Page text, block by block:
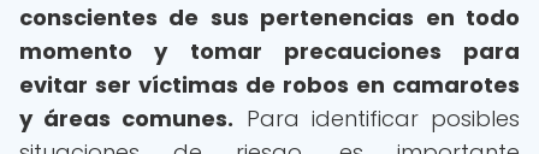
conscientes de sus pertenencias en todo
momento y tomar precauciones para
evitar ser víctimas de robos en camarotes
y áreas comunes. Para identificar posibles